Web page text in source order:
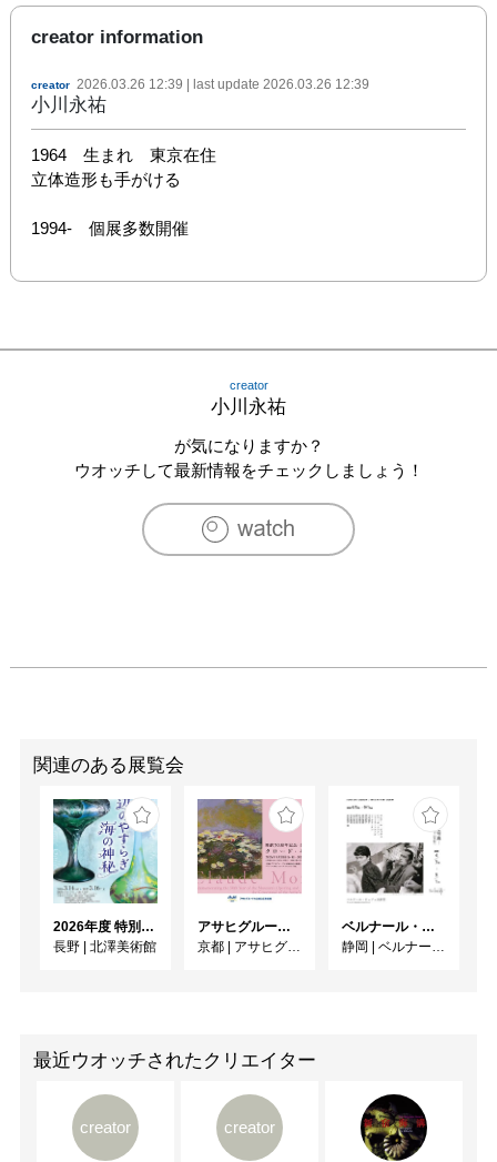
creator information
creator 2026.03.26 12:39 | last update 2026.03.26 12:39
小川永祐
1964　生まれ　東京在住
立体造形も手がける
1994-　個展多数開催
creator
小川永祐
が気になりますか？
ウオッチして最新情報をチェックしましょう！
関連のある展覧会
2026年度 特別展「ガレとドーム、アール･ヌーヴォーのガラス 水辺のやすらぎ、海の神秘」
長野 | 北澤美術館
アサヒグループ大山崎山荘美術館 開館30周年記念展「没後100年 クロード・モネ」
京都 | アサヒグループ大山崎山荘美術館
ベルナール・ビュフェと写真 ーカメラがとらえたビュフェとその時代、そして21 世紀へ
静岡 | ベルナール・ビュフェ美術館
最近ウオッチされたクリエイター
creator creator